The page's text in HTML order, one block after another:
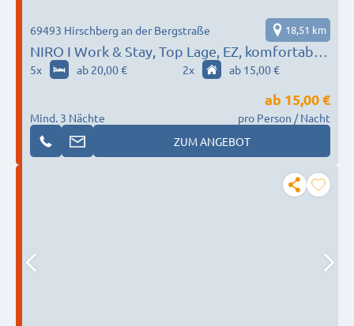
NIRO I Work & Stay, Top Lage, EZ, komfortabel,
Parken, W-LAN
69493 Hirschberg an der Bergstraße 18,51 km
5x ab 20,00 € 2x ab 15,00 €
Mind. 3 Nächte
ab 15,00 €
pro Person / Nacht
ZUM ANGEBOT